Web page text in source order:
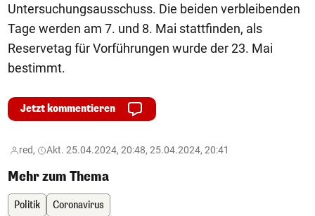
Untersuchungsausschuss. Die beiden verbleibenden
Tage werden am 7. und 8. Mai stattfinden, als
Reservetag für Vorführungen wurde der 23. Mai
bestimmt.
Jetzt kommentieren
red, Akt. 25.04.2024, 20:48, 25.04.2024, 20:41
Mehr zum Thema
Politik Coronavirus